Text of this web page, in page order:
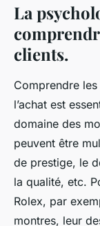
La
clients.
Comprendre
l’achat est
domaine des
peuvent être
de prestige, le
la qualité, etc.
Rolex, par
montres, leur